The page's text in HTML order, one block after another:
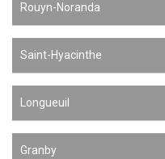
Rouyn-Noranda
Saint-Hyacinthe
Longueuil
Granby